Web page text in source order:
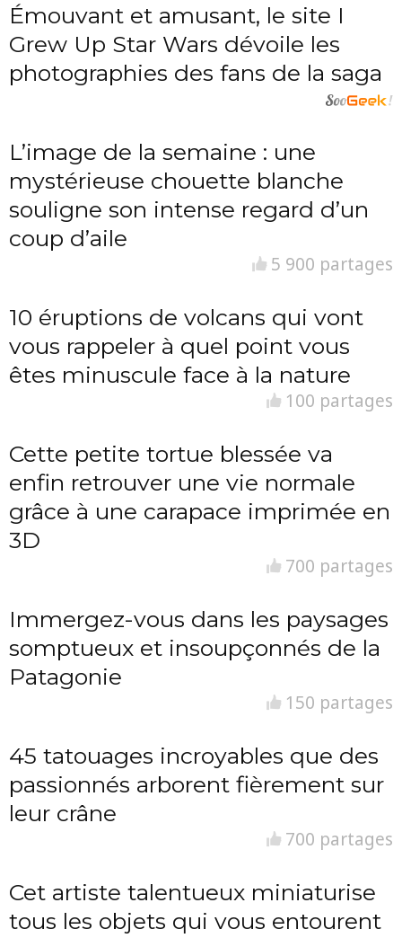
Émouvant et amusant, le site I
Grew Up Star Wars dévoile les
photographies des fans de la saga
L’image de la semaine : une
mystérieuse chouette blanche
souligne son intense regard d’un
coup d’aile
5 900 partages
10 éruptions de volcans qui vont
vous rappeler à quel point vous
êtes minuscule face à la nature
100 partages
Cette petite tortue blessée va
enfin retrouver une vie normale
grâce à une carapace imprimée en
3D
700 partages
Immergez-vous dans les paysages
somptueux et insoupçonnés de la
Patagonie
150 partages
45 tatouages incroyables que des
passionnés arborent fièrement sur
leur crâne
700 partages
Cet artiste talentueux miniaturise
tous les objets qui vous entourent